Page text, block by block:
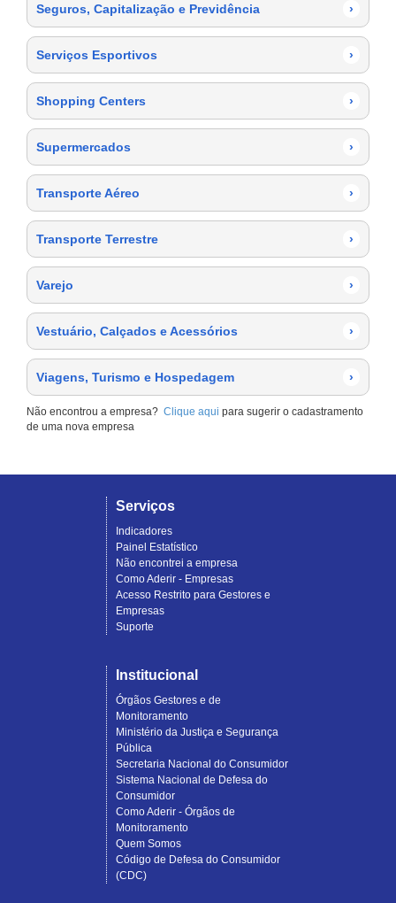
Seguros, Capitalização e Previdência ›
Serviços Esportivos ›
Shopping Centers ›
Supermercados ›
Transporte Aéreo ›
Transporte Terrestre ›
Varejo ›
Vestuário, Calçados e Acessórios ›
Viagens, Turismo e Hospedagem ›
Não encontrou a empresa? Clique aqui para sugerir o cadastramento
de uma nova empresa
Serviços
Indicadores
Painel Estatístico
Não encontrei a empresa
Como Aderir - Empresas
Acesso Restrito para Gestores e
Empresas
Suporte
Institucional
Órgãos Gestores e de
Monitoramento
Ministério da Justiça e Segurança
Pública
Secretaria Nacional do Consumidor
Sistema Nacional de Defesa do
Consumidor
Como Aderir - Órgãos de
Monitoramento
Quem Somos
Código de Defesa do Consumidor
(CDC)